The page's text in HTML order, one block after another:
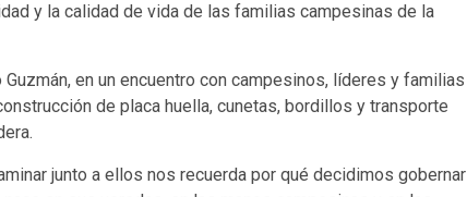
y la calidad de vida de las familias campesinas de la
en un encuentro con campesinos, líderes y familias
de placa huella, cunetas, bordillos y transporte
junto a ellos nos recuerda por qué decidimos gobernar